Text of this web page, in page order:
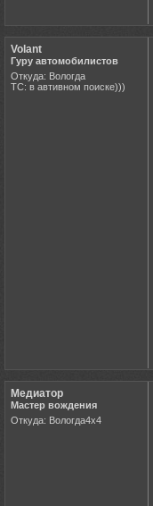
Volant
Гуру автомобилистов
Откуда: Вологда
ТС: в автивном поиске)))
Медиатор
Мастер вождения
Откуда: Вологда4х4